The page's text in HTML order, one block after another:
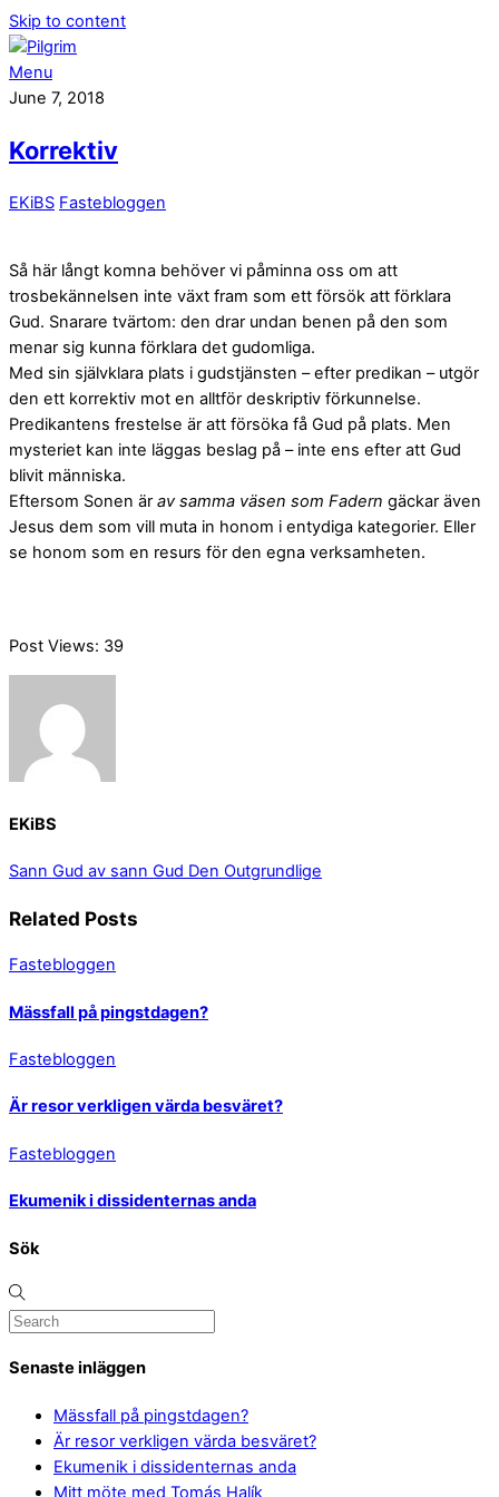
Skip to content
Menu
June 7, 2018
Korrektiv
EKiBS Fastebloggen
Så här långt komna behöver vi påminna oss om att
trosbekännelsen inte växt fram som ett försök att förklara
Gud. Snarare tvärtom: den drar undan benen på den som
menar sig kunna förklara det gudomliga.
Med sin självklara plats i gudstjänsten – efter predikan – utgör
den ett korrektiv mot en alltför deskriptiv förkunnelse.
Predikantens frestelse är att försöka få Gud på plats. Men
mysteriet kan inte läggas beslag på – inte ens efter att Gud
blivit människa.
Eftersom Sonen är av samma väsen som Fadern gäckar även
Jesus dem som vill muta in honom i entydiga kategorier. Eller
se honom som en resurs för den egna verksamheten.
Post Views: 39
EKiBS
Sann Gud av sann Gud Den Outgrundlige
Related Posts
Fastebloggen
Mässfall på pingstdagen?
Fastebloggen
Är resor verkligen värda besväret?
Fastebloggen
Ekumenik i dissidenternas anda
Sök
Senaste inläggen
Mässfall på pingstdagen?
Är resor verkligen värda besväret?
Ekumenik i dissidenternas anda
Mitt möte med Tomás Halík